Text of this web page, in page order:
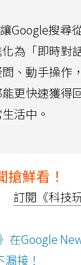
讓Google搜尋
為「即時對
、動手操作
更快速獲得
活中。
搶鮮看！
訂閱《科技
在Google
接！